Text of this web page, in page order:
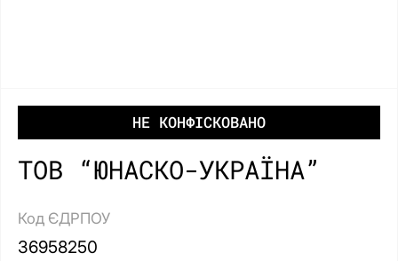
НЕ КОНФІСКОВАНО
ТОВ “ЮНАСКО-УКРАЇНА”
Код ЄДРПОУ
36958250